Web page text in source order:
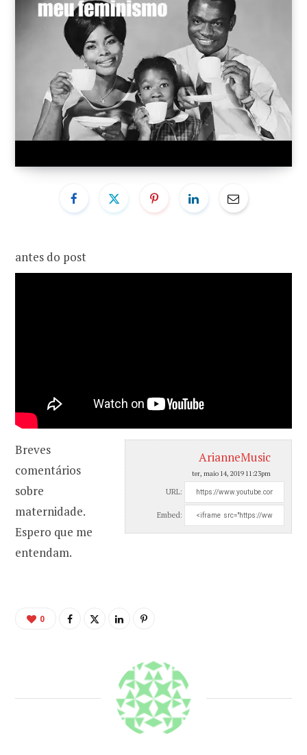
o
k a
m
antes do post
ArianneMusic
ter, maio 14, 2019 11:23pm
URL:
Embed:
Breves
comentários
sobre
maternidade.
Espero que me
entendam.
0